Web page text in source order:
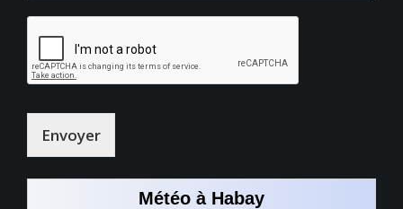
Envoyer
Météo à Habay